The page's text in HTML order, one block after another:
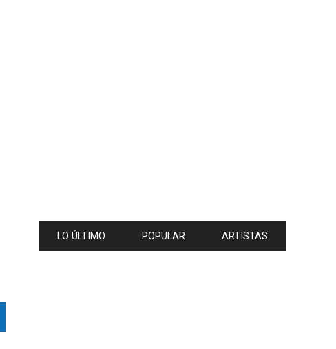
LO ÚLTIMO POPULAR ARTISTAS